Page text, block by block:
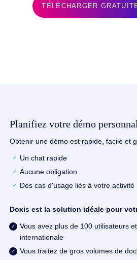
TÉLÉCHARGER
Planifiez votre démo
Obtenir une démo est rapide, facile et
Un chat rapide
Aucune obligation
Des cas d'usage liés à votre activité
Doxis est la solution idéale pour
Vous avez plus de 100 utilisateurs
internationale
Vous traitez de gros volumes de